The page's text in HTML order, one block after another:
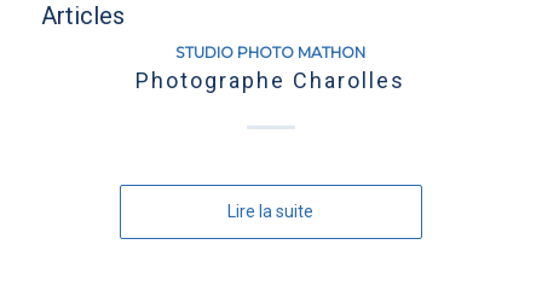
Articles
STUDIO PHOTO MATHON
Photographe Charolles
Lire la suite